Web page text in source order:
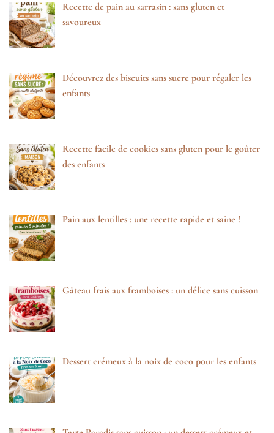
Recette de pain au sarrasin : sans gluten et
savoureux
Découvrez des biscuits sans sucre pour régaler les
enfants
Recette facile de cookies sans gluten pour le goûter
des enfants
Pain aux lentilles : une recette rapide et saine !
Gâteau frais aux framboises : un délice sans cuisson
Dessert crémeux à la noix de coco pour les enfants